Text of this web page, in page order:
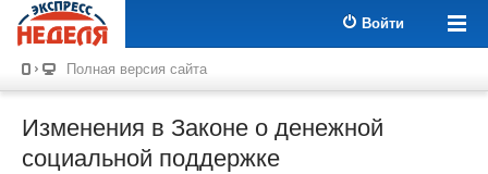
Войти
Полная версия сайта
Изменения в Законе о денежной
социальной поддержке